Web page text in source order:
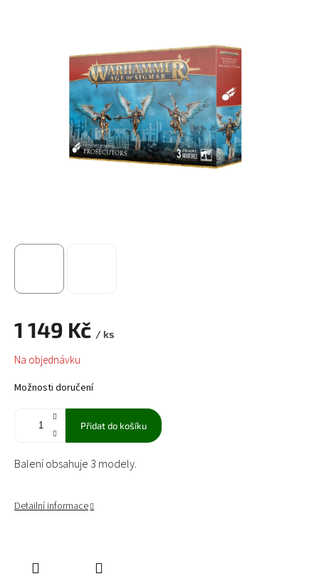
1 149 Kč / ks
Měrná
cena:
Na objednávku
Možnosti doručení
Přidat do košíku
Balení obsahuje 3 modely.
Detailní informace